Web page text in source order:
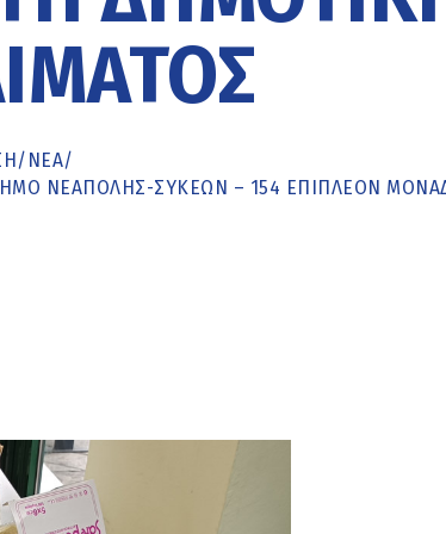
/ ΝΕΑ/
ΝΕΆΠΟΛΗΣ-ΣΥΚΕΏΝ – 154 ΕΠΙΠΛΈΟΝ